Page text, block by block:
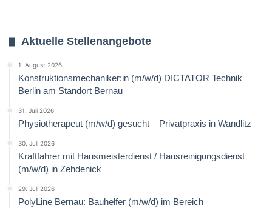
Aktuelle Stellenangebote
1. August 2026
Konstruktionsmechaniker:in (m/w/d) DICTATOR Technik
Berlin am Standort Bernau
31. Juli 2026
Physiotherapeut (m/w/d) gesucht – Privatpraxis in Wandlitz
30. Juli 2026
Kraftfahrer mit Hausmeisterdienst / Hausreinigungsdienst
(m/w/d) in Zehdenick
29. Juli 2026
PolyLine Bernau: Bauhelfer (m/w/d) im Bereich